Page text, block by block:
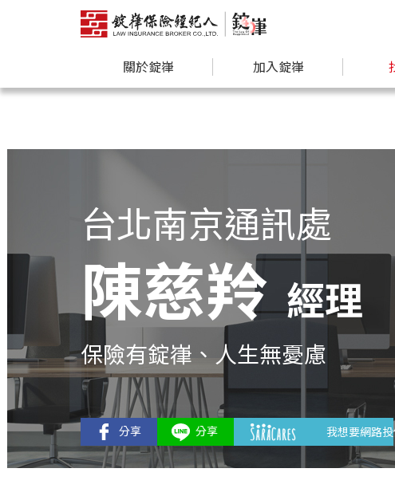
關於錠嵂 加入錠嵂
台北南京通訊處
陳慈羚 經理
保險有錠嵂、人生無憂慮
我想要網路